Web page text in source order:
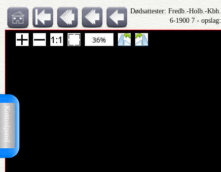
Kontrolpanel
Dødsattester: Fredb.-Holb.-
6-1900 7 -
36%